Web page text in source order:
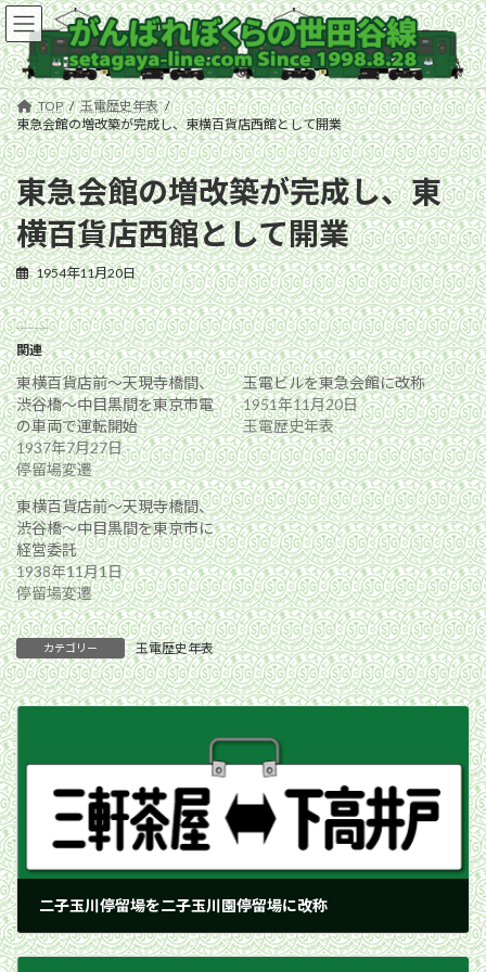
コ
ン
テ
ン
ツ
へ
ス
キ
ッ
プ
ナ
ビ
ゲ
ー
シ
ョ
ン
に
移
動
TOP
玉電歴史年表
東急会館の増改築が完成し、東横百貨店西館として開業
東急会館の増改築が完成し、東
横百貨店西館として開業
1954年11月20日
関連
東横百貨店前〜天現寺橋間、
渋谷橋〜中目黒間を東京市電
の車両で運転開始
1937年7月27日
停留場変遷
玉電ビルを東急会館に改称
1951年11月20日
玉電歴史年表
東横百貨店前〜天現寺橋間、
渋谷橋〜中目黒間を東京市に
経営委託
1938年11月1日
停留場変遷
カテゴリー 玉電歴史年表
二子玉川停留場を二子玉川園停留場に改称
1954年8月1日